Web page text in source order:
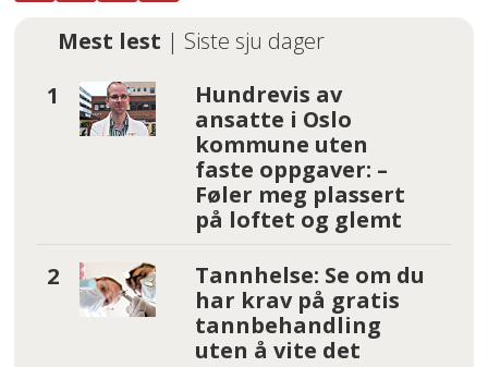
Mest lest | Siste sju dager
Hundrevis av
ansatte i Oslo
kommune uten
faste oppgaver: –
Føler meg plassert
på loftet og glemt
Tannhelse: Se om du
har krav på gratis
tannbehandling
uten å vite det